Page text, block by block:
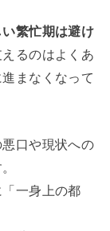
繁忙期は避け
るのはよくあ
まなくなって
口や現状への
一身上の都